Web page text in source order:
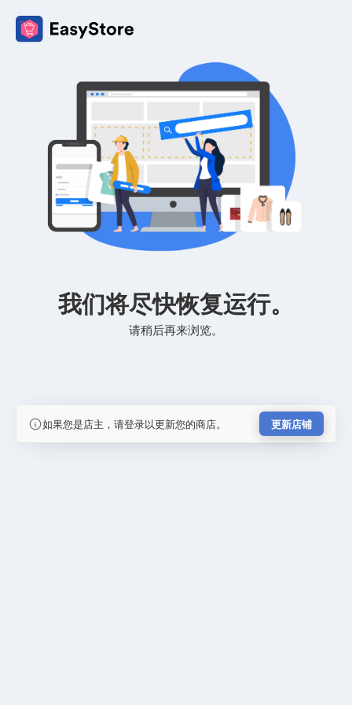
我们将尽快恢复运行。
请稍后再来浏览。
如果您是店主，请登录以更新您的商店。 更新店铺